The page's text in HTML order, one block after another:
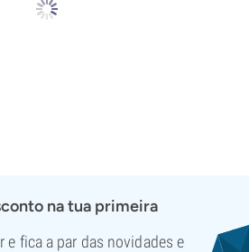
na tua primeira
e fica a par das novidades e